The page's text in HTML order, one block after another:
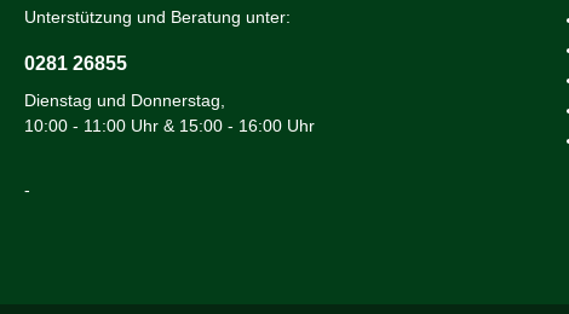
Unterstützung und Beratung unter:
0281 26855
Dienstag und Donnerstag,
10:00 - 11:00 Uhr & 15:00 - 16:00 Uhr
-